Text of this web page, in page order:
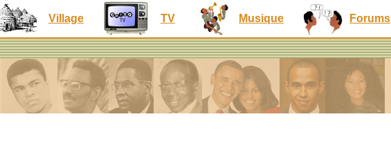
Village TV Musique Forums